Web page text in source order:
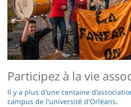
Participez à la vie
Il y a plus d'une centaine
campus de l'université d'Orléans.